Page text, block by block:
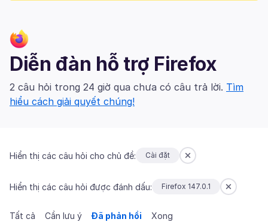
Diễn đàn hỗ trợ Firefox
2 câu hỏi trong 24 giờ qua chưa có câu trả lời. Tìm
hiểu cách giải quyết chúng!
Hiển thị các câu hỏi cho chủ đề: Cài đặt
Hiển thị các câu hỏi được đánh dấu: Firefox 147.0.1
Tất cả Cần lưu ý Đã phản hồi Xong